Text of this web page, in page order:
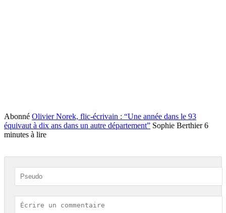
Abonné Olivier Norek, flic-écrivain : “Une année dans le 93
équivaut à dix ans dans un autre département” Sophie Berthier 6
minutes à lire